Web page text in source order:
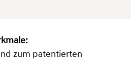
zum patentierten